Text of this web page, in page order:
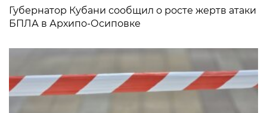
Губернатор Кубани сообщил о росте жертв атаки
БПЛА в Архипо-Осиповке